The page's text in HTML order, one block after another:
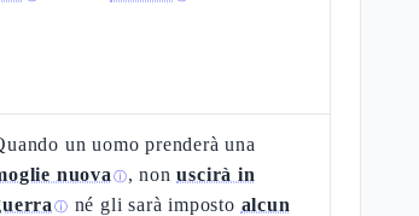
un uomo prenderà una
nuova ⓘ, nonuscirà in
ⓘ né gli sarà imposto alcun